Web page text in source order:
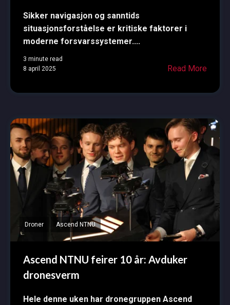
Sikker navigasjon og sanntids
situasjonsforståelse er kritiske faktorer i
moderne forsvarssystemer....
3 minute read
8 april 2025
Read More
Droner Ascend NTNU
Ascend NTNU feirer 10 år: Avduker
dronesverm
Hele denne uken har dronegruppen Ascend